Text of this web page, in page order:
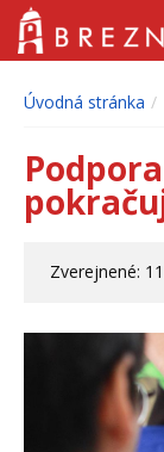
Úvodná stránka
Zverejnené: